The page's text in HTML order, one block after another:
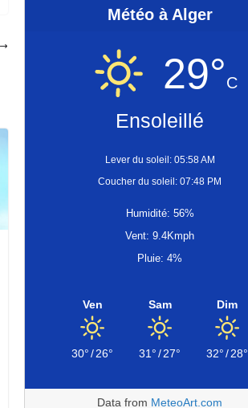
Météo à Alger
29°C
Ensoleillé
Lever du soleil: 05:58 AM
Coucher du soleil: 07:48 PM
Humidité: 56%
Vent: 9.4Kmph
Pluie: 4%
Ven
30°/26°
Sam
31°/27°
Dim
32°/28°
Data from MeteoArt.com